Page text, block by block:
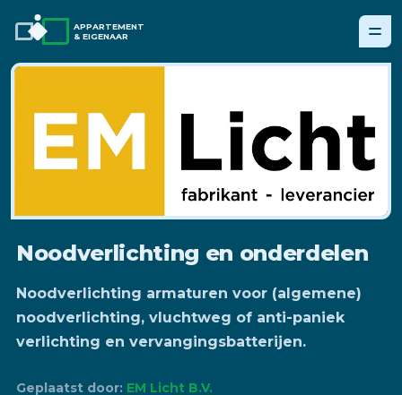
APPARTEMENT
& EIGENAAR
Noodverlichting en onderdelen
Noodverlichting armaturen voor (algemene)
noodverlichting, vluchtweg of anti-paniek
verlichting en vervangingsbatterijen.
Geplaatst door: EM Licht B.V.